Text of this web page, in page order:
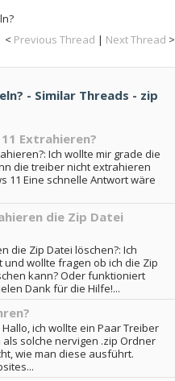
< Previous Thread | Next Thread >
- Similar Threads - zip
Extrahieren?
Ich wollte mir grade die
die treiber nicht extrahieren
11 Eine schnelle Antwort wäre
die Zip Datei
die Zip Datei löschen?: Ich
wollte fragen ob ich die Zip
kann? Oder funktioniert
Dank für die Hilfe!...
ich wollte ein Paar Treiber
solche nervigen .zip Ordner
wie man diese ausführt.